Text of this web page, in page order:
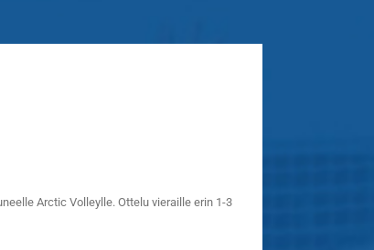
Arctic Volleylle. Ottelu vieraille erin 1-3